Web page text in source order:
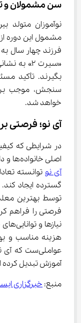
سن مشمولان و
مشمول این دوره
بگیرند. تأکید
خواهد شد.
آی نو؛ فرصتی
اصلی خانواده‌ها و دانش‌آموزان مطرح است،
آی نو توانسته
توسط بهترین
آموزش تبدیل
منبع: خبرگزاری